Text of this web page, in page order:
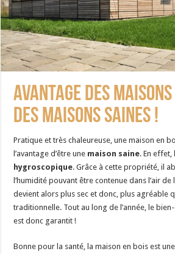
Avantage des
des maisons saines !
Pratique et très chaleureuse, une maison en
l’avantage d’être une maison saine. En effet,
hygroscopique. Grâce à cette propriété, il
l’humidité pouvant être contenue dans l’air de
devient alors plus sec et donc, plus agréable
traditionnelle. Tout au long de l’année, le
est donc garantit !
Bonne pour la santé, la maison en bois est une